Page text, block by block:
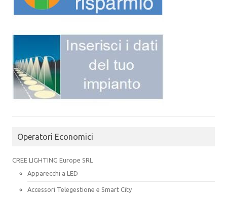
Operatori Economici
CREE LIGHTING Europe SRL
Apparecchi a LED
Accessori Telegestione e Smart City